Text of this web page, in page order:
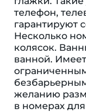
телефон,
гарантируют
Несколько
колясок.
ванной.
желанию
в номерах